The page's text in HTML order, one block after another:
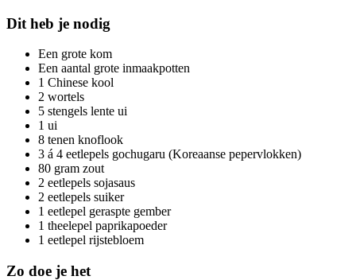
Dit heb je nodig
Een grote kom
Een aantal grote inmaakpotten
1 Chinese kool
2 wortels
5 stengels lente ui
1 ui
8 tenen knoflook
3 á 4 eetlepels gochugaru (Koreaanse pepervlokken)
80 gram zout
2 eetlepels sojasaus
2 eetlepels suiker
1 eetlepel geraspte gember
1 theelepel paprikapoeder
1 eetlepel rijstebloem
Zo doe je het